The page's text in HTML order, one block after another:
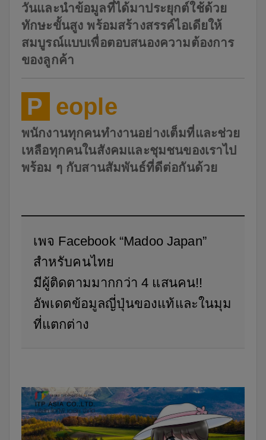
วันและนำข้อมูลที่ได้มาประยุกต์ใช้ด้วย
ทักษะขั้นสูง พร้อมสร้างสรรค์ไอเดียให้
สมบูรณ์แบบเพื่อตอบสนองความต้องการ
ของลูกค้า
P eople
พนักงานทุกคนทำงานอย่างเต็มที่และช่วย
เหลือทุกคนในสังคมและชุมชนของเราไป
พร้อม ๆ กับสานสัมพันธ์ที่ดีต่อกันด้วย
เพจ Facebook “Madoo Japan”
สำหรับคนไทย
มีผู้ติดตามมากกว่า 4 แสนคน!!
อัพเดตข้อมูลญี่ปุ่นของแท้และในมุม
ที่แตกต่าง